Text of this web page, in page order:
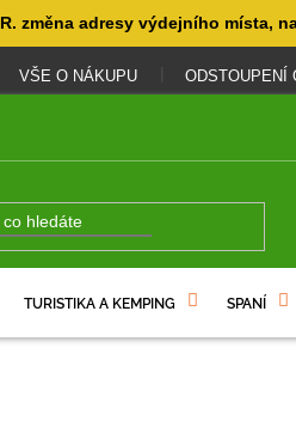
změna adresy výdejního místa,
VŠE O NÁKUPU ODSTOUPENÍ
TURISTIKA A KEMPING SPANÍ